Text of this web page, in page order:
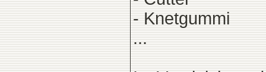
- Knetgummi
...